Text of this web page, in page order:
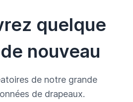
quelque
nouveau
de notre grande
de drapeaux.